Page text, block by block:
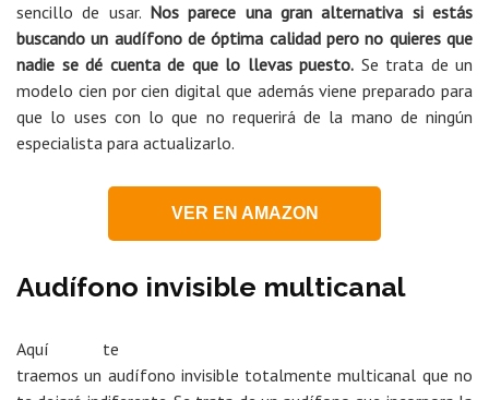
sencillo de usar. Nos parece una gran alternativa si estás
buscando un audífono de óptima calidad pero no quieres que
nadie se dé cuenta de que lo llevas puesto. Se trata de un
modelo cien por cien digital que además viene preparado para
que lo uses con lo que no requerirá de la mano de ningún
especialista para actualizarlo.
VER EN AMAZON
Audífono invisible multicanal
Aquí te
traemos un audífono invisible totalmente multicanal que no